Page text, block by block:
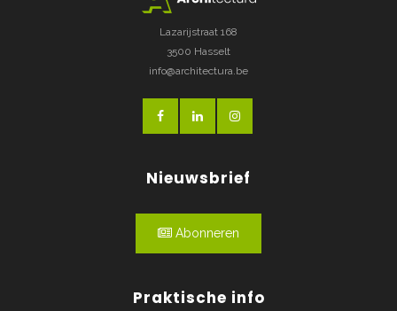
Lazarijstraat 168
3500 Hasselt
info@architectura.be
Nieuwsbrief
Abonneren
Praktische info